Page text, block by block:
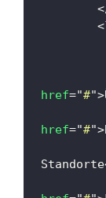
<
href="#">
href="#">
Standorte